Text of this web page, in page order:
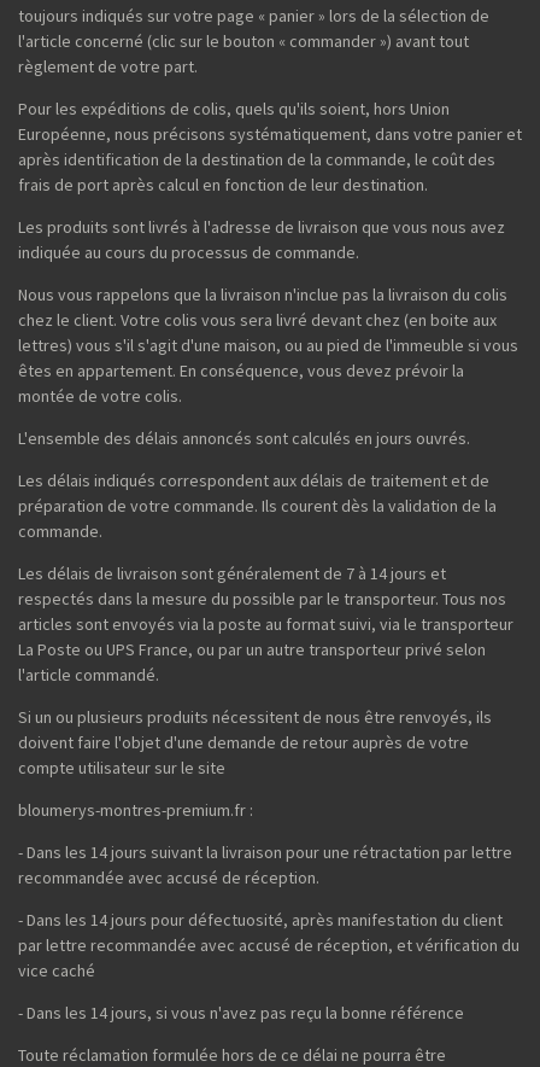
toujours indiqués sur votre page « panier » lors de la sélection de
l'article concerné (clic sur le bouton « commander ») avant tout
règlement de votre part.
Pour les expéditions de colis, quels qu'ils soient, hors Union
Européenne, nous précisons systématiquement, dans votre panier et
après identification de la destination de la commande, le coût des
frais de port après calcul en fonction de leur destination.
Les produits sont livrés à l'adresse de livraison que vous nous avez
indiquée au cours du processus de commande.
Nous vous rappelons que la livraison n'inclue pas la livraison du colis
chez le client. Votre colis vous sera livré devant chez (en boite aux
lettres) vous s'il s'agit d'une maison, ou au pied de l'immeuble si vous
êtes en appartement. En conséquence, vous devez prévoir la
montée de votre colis.
L'ensemble des délais annoncés sont calculés en jours ouvrés.
Les délais indiqués correspondent aux délais de traitement et de
préparation de votre commande. Ils courent dès la validation de la
commande.
Les délais de livraison sont généralement de 7 à 14 jours et
respectés dans la mesure du possible par le transporteur. Tous nos
articles sont envoyés via la poste au format suivi, via le transporteur
La Poste ou UPS France, ou par un autre transporteur privé selon
l'article commandé.
Si un ou plusieurs produits nécessitent de nous être renvoyés, ils
doivent faire l'objet d'une demande de retour auprès de votre
compte utilisateur sur le site
bloumerys-montres-premium.fr :
- Dans les 14 jours suivant la livraison pour une rétractation par lettre
recommandée avec accusé de réception.
- Dans les 14 jours pour défectuosité, après manifestation du client
par lettre recommandée avec accusé de réception, et vérification du
vice caché
- Dans les 14 jours, si vous n'avez pas reçu la bonne référence
Toute réclamation formulée hors de ce délai ne pourra être